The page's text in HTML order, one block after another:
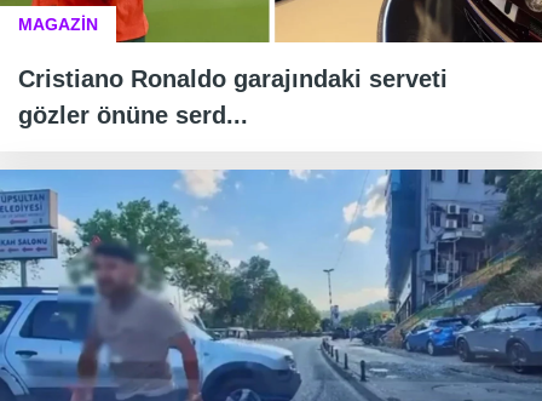
MAGAZİN
Cristiano Ronaldo garajındaki serveti
gözler önüne serd...